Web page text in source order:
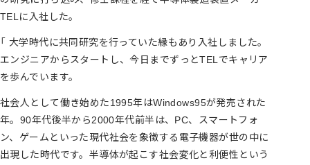
TELに入社した。
「 大学時代に共同研究を行っていた縁もあり入社しました。
エンジニアからスタートし、今日までずっとTELでキャリア
を歩んでいます。
社会人として働き始めた1995年はWindows95が発売された
年。90年代後半から2000年代前半は、PC、スマートフォ
ン、ゲームといった現代社会を象徴する電子機器が世の中に
出現した時代です。半導体が起こす社会変化と利便性という